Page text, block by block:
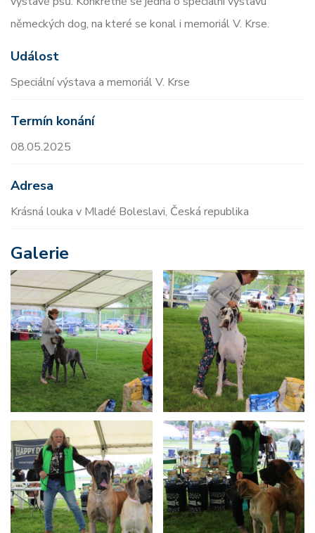
německých dog, na které se konal i memoriál V. Krse.
Událost
Speciální výstava a memoriál V. Krse
Termín konání
08.05.2025
Adresa
Krásná louka v Mladé Boleslavi, Česká republika
Galerie